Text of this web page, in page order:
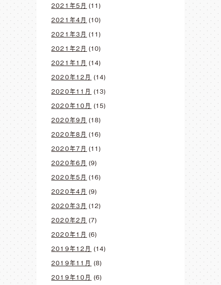
2021年5月 (11)
2021年4月 (10)
2021年3月 (11)
2021年2月 (10)
2021年1月 (14)
2020年12月 (14)
2020年11月 (13)
2020年10月 (15)
2020年9月 (18)
2020年8月 (16)
2020年7月 (11)
2020年6月 (9)
2020年5月 (16)
2020年4月 (9)
2020年3月 (12)
2020年2月 (7)
2020年1月 (6)
2019年12月 (14)
2019年11月 (8)
2019年10月 (6)